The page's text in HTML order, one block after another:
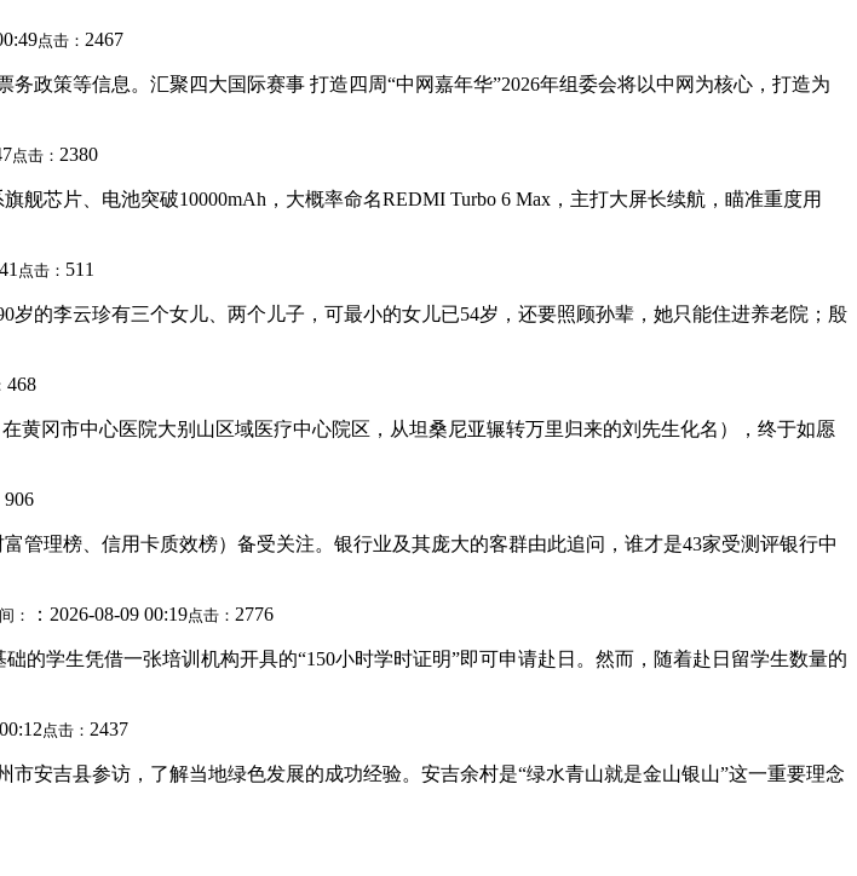
点击： 2467
政策等信息。汇聚四大国际赛事 打造四周“中网嘉年华”2026年组委会将以中网为核心，打造为
点击： 2380
芯片、电池突破10000mAh，大概率命名REDMI Turbo 6 Max，主打大屏长续航，瞄准重度用
点击： 511
的李云珍有三个女儿、两个儿子，可最小的女儿已54岁，还要照顾孙辈，她只能住进养老院；殷
468
黄冈市中心医院大别山区域医疗中心院区，从坦桑尼亚辗转万里归来的刘先生化名），终于如愿
906
管理榜、信用卡质效榜）备受关注。银行业及其庞大的客群由此追问，谁才是43家受测评银行中
： ：2026-08-09 00:19点击： 2776
的学生凭借一张培训机构开具的“150小时学时证明”即可申请赴日。然而，随着赴日留学生数量的
点击： 2437
安吉县参访，了解当地绿色发展的成功经验。安吉余村是“绿水青山就是金山银山”这一重要理念